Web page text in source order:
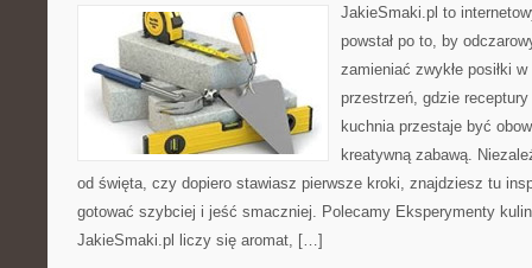
JakieSmaki.pl to
powstał po to, by
zamieniać zwykłe posiłki
przestrzeń, gdzie
kuchnia przestaje być
kreatywną zabawą.
od święta, czy dopiero stawiasz pierwsze kroki, znajdziesz tu
gotować szybciej i jeść smaczniej. Polecamy Eksperymenty
JakieSmaki.pl liczy się aromat, […]